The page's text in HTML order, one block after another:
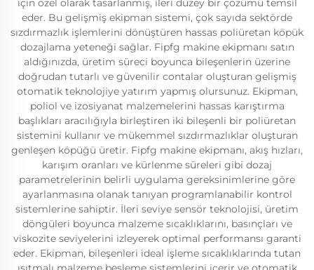
için özel olarak tasarlanmış, ileri düzey bir çözümü temsil
eder. Bu gelişmiş ekipman sistemi, çok sayıda sektörde
sızdırmazlık işlemlerini dönüştüren hassas poliüretan köpük
dozajlama yeteneği sağlar. Fipfg makine ekipmanı satın
aldığınızda, üretim süreci boyunca bileşenlerin üzerine
doğrudan tutarlı ve güvenilir contalar oluşturan gelişmiş
otomatik teknolojiye yatırım yapmış olursunuz. Ekipman,
poliol ve izosiyanat malzemelerini hassas karıştırma
başlıkları aracılığıyla birleştiren iki bileşenli bir poliüretan
sistemini kullanır ve mükemmel sızdırmazlıklar oluşturan
genleşen köpüğü üretir. Fipfg makine ekipmanı, akış hızları,
karışım oranları ve kürlenme süreleri gibi dozaj
parametrelerinin belirli uygulama gereksinimlerine göre
ayarlanmasına olanak tanıyan programlanabilir kontrol
sistemlerine sahiptir. İleri seviye sensör teknolojisi, üretim
döngüleri boyunca malzeme sıcaklıklarını, basınçları ve
viskozite seviyelerini izleyerek optimal performansı garanti
eder. Ekipman, bileşenleri ideal işleme sıcaklıklarında tutan